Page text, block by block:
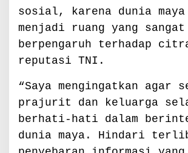
sosial, karena dunia
menjadi ruang yang sangat
berpengaruh terhadap
reputasi TNI.
“Saya mengingatkan agar
prajurit dan keluarga
berhati-hati dalam
dunia maya. Hindari